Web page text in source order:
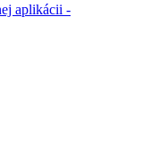
aplikácii -